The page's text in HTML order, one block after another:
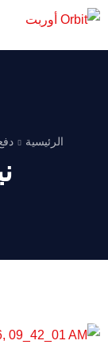
الرئيسية